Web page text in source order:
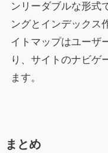
ンリーダブルな形式
ングとインデックス
イトマップはユーザ
り、サイトのナビゲ
ます。
まとめ